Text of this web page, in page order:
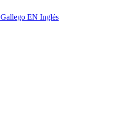
Gallego EN Inglés